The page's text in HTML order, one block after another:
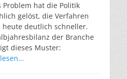
Problem hat die Politik
gelöst, die Verfahren
heute deutlich schneller.
der Branche
dieses Muster: